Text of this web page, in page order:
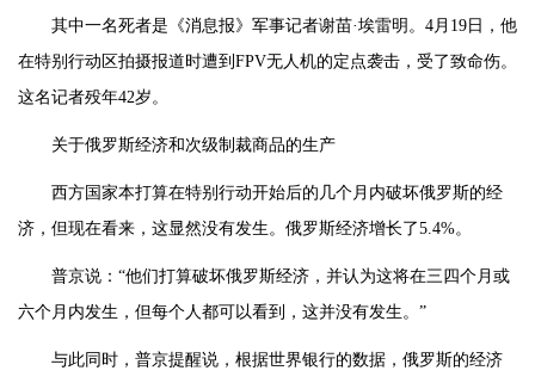
其中一名死者是《消息报》军事记者谢苗·埃雷明。4月19日，他
在特别行动区拍摄报道时遭到FPV无人机的定点袭击，受了致命伤。
这名记者殁年42岁。
关于俄罗斯经济和次级制裁商品的生产
西方国家本打算在特别行动开始后的几个月内破坏俄罗斯的经
济，但现在看来，这显然没有发生。俄罗斯经济增长了5.4%。
普京说：“他们打算破坏俄罗斯经济，并认为这将在三四个月或
六个月内发生，但每个人都可以看到，这并没有发生。”
与此同时，普京提醒说，根据世界银行的数据，俄罗斯的经济